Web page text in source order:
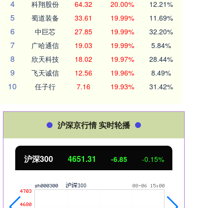
4 科翔股份 64.32 20.00% 12.21%
5 蜀道装备 33.61 19.99% 11.69%
6 中巨芯 27.85 19.99% 32.20%
7 广哈通信 19.03 19.99% 5.84%
8 欣天科技 18.02 19.97% 28.44%
9 飞天诚信 12.56 19.96% 8.49%
10 任子行 7.16 19.93% 31.42%
沪深京行情 实时轮播
沪深300 4651.31 -6.85 -0.15%